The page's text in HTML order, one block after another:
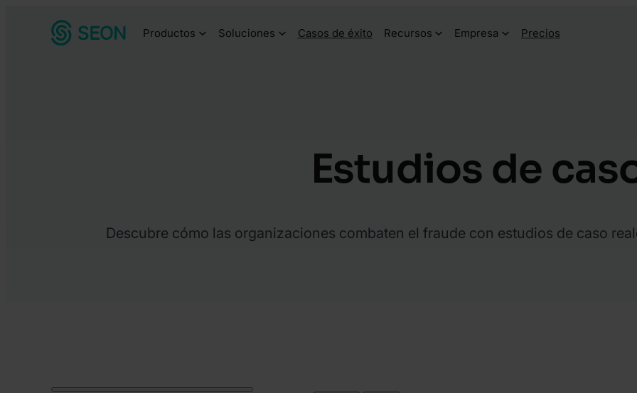
Productos Soluciones Casos de éxito Recursos Empresa Precios
Estudios de
Descubre cómo las organizaciones combaten el fraude con estudios de caso